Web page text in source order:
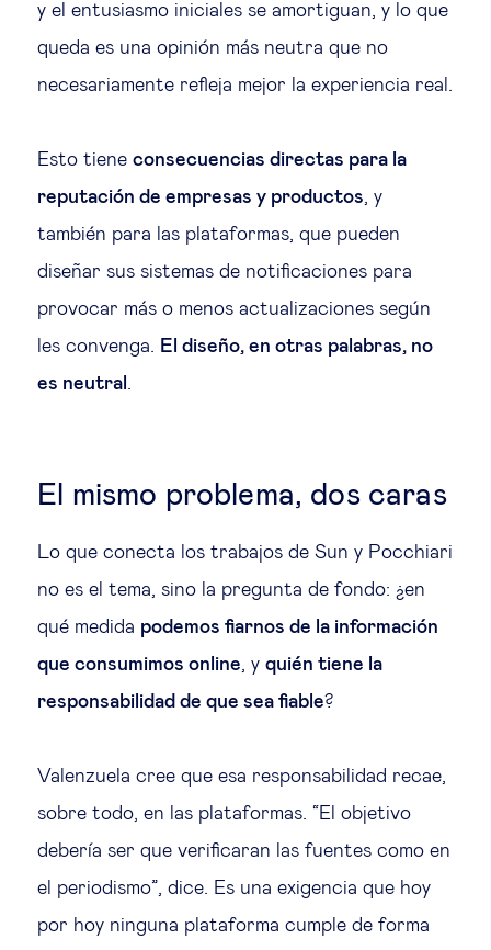
y el entusiasmo iniciales se amortiguan, y lo que
queda es una opinión más neutra que no
necesariamente refleja mejor la experiencia real.
Esto tiene consecuencias directas para la
reputación de empresas y productos, y
también para las plataformas, que pueden
diseñar sus sistemas de notificaciones para
provocar más o menos actualizaciones según
les convenga. El diseño, en otras palabras, no
es neutral .
El mismo problema, dos caras
Lo que conecta los trabajos de Sun y Pocchiari
no es el tema, sino la pregunta de fondo: ¿en
qué medida podemos fiarnos de la información
que consumimos online, y quién tiene la
responsabilidad de que sea fiable?
Valenzuela cree que esa responsabilidad recae,
sobre todo, en las plataformas. “El objetivo
debería ser que verificaran las fuentes como en
el periodismo”, dice. Es una exigencia que hoy
por hoy ninguna plataforma cumple de forma